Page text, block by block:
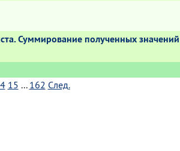
Суммирование полученных значений
15 ... 162 След.